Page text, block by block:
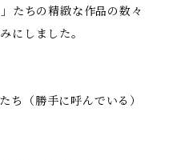
たちの精緻な作品の数々
にしました。
（勝手に呼んでいる）